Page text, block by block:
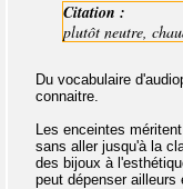
Citation :
plutôt neutre,
Du vocabulaire
connaitre.
Les enceintes
sans aller jusqu'à la
des bijoux à
peut dépenser ailleurs